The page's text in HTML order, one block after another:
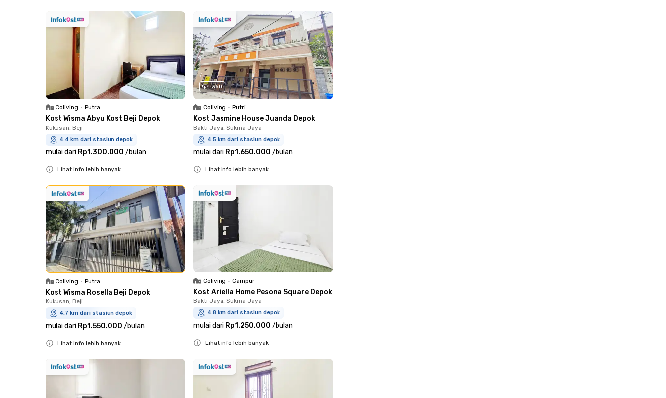
Coliving • Putra
Kost Wisma Abyu Kost Beji Depok
Kukusan, Beji
4.4 km dari stasiun depok
mulai dari Rp1.300.000 /bulan
Lihat info lebih banyak
360
Coliving • Putri
Kost Jasmine House Juanda Depok
Bakti Jaya, Sukma Jaya
4.5 km dari stasiun depok
mulai dari Rp1.650.000 /bulan
Lihat info lebih banyak
Coliving • Putra
Kost Wisma Rosella Beji Depok
Kukusan, Beji
4.7 km dari stasiun depok
mulai dari Rp1.550.000 /bulan
Lihat info lebih banyak
Coliving • Campur
Kost Ariella Home Pesona Square Depok
Bakti Jaya, Sukma Jaya
4.8 km dari stasiun depok
mulai dari Rp1.250.000 /bulan
Lihat info lebih banyak